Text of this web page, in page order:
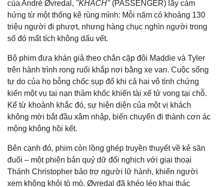
của André Øvredal, "KHÁCH"(PASSENGER) lấy cảm
hứng từ một thống kê rùng mình: Mỗi năm có khoảng 130
triệu người đi phượt, nhưng hàng chục nghìn người trong
số đó mất tích không dấu vết.
Bộ phim đưa khán giả theo chân cặp đôi Maddie và Tyler
trên hành trình rong ruổi khắp nơi bằng xe van. Cuộc sống
tự do của họ bỗng chốc sụp đổ khi cả hai vô tình chứng
kiến một vụ tai nạn thảm khốc khiến tài xế tử vong tại chỗ.
Kể từ khoảnh khắc đó, sự hiện diện của một vị khách
không mời bắt đầu xâm nhập, biến chuyến đi thành cơn ác
mộng không hồi kết.
Bên cạnh đó, phim còn lồng ghép truyền thuyết về kẻ săn
đuổi – một phiên bản quỷ dữ đối nghịch với giai thoại
Thánh Christopher bảo trợ người lữ hành, khiến người
xem không khỏi tò mò. Øvredal đã khéo léo khai thác